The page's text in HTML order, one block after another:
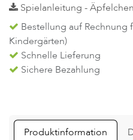
Spielanleitung - Äpfelchen
Bestellung auf Rechnung
Kindergärten)
Schnelle Lieferung
Sichere Bezahlung
Produktinformation